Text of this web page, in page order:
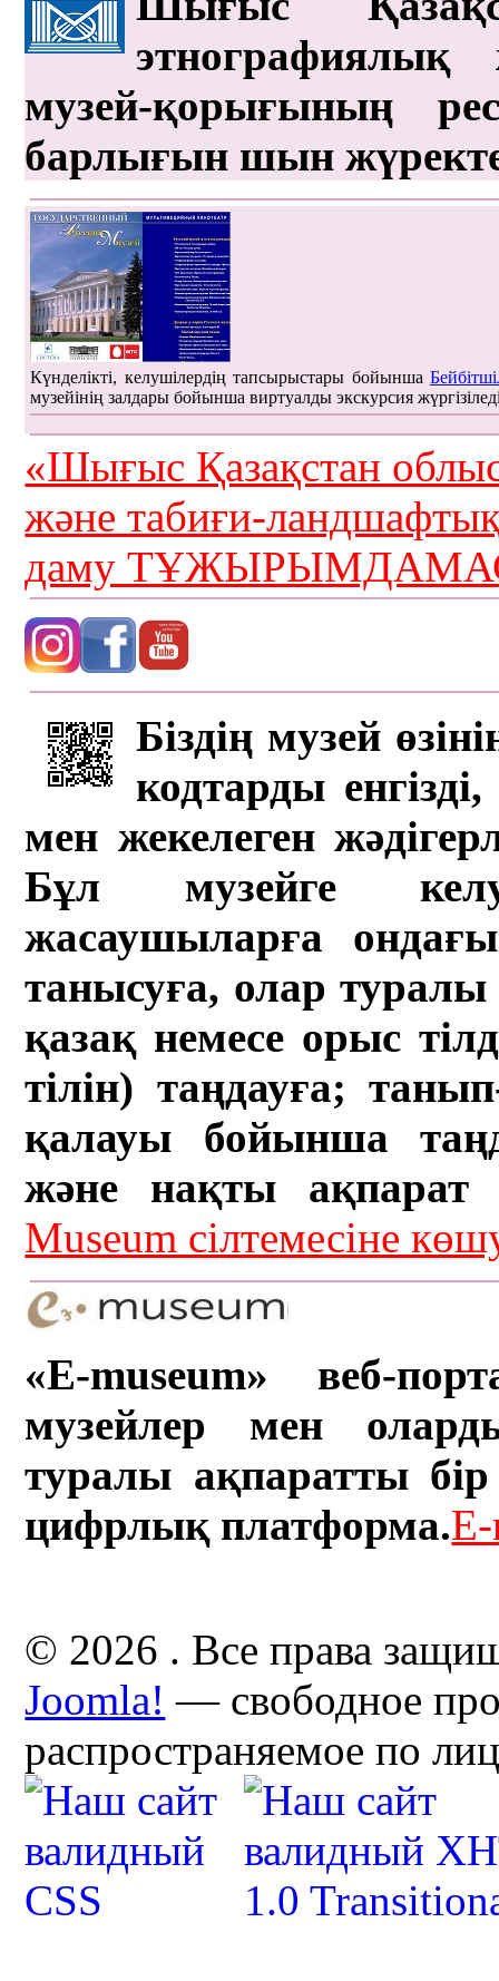
этнографиялық
музей-қорығының
барлығын шын
Күнделікті, келушілердің тапсырыстары бойынша
музейінің залдары бойынша виртуалды экскурсия
«Шығыс Қазақстан
және табиғи-
даму
Біздің музей
кодтарды
мен жекелеген
Бұл музейге
жасаушыларға
танысуға, олар туралы
қазақ немесе орыс
тілін) таңдауға;
қалауы бойынша
және нақты ақпарат
Museum сілтемесіне
«E-museum» веб-
музейлер мен
туралы ақпаратты бір
цифрлық платформа.
© 2026 . Все права
Joomla! — свободное
распространяемое по